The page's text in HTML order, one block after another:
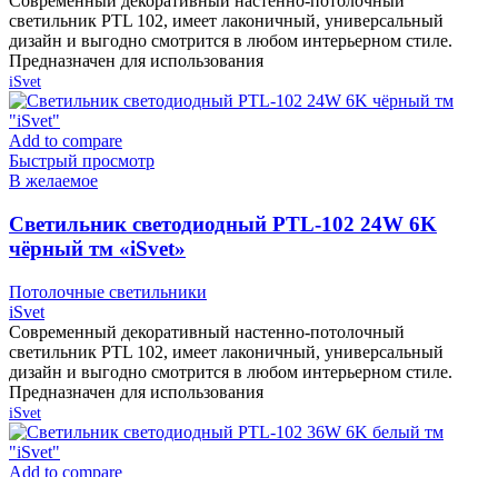
светильник PTL 102, имеет лаконичный, универсальный
дизайн и выгодно смотрится в любом интерьерном стиле.
Предназначен для использования
iSvet
Add to compare
Быстрый просмотр
В желаемое
Cветильник светодиодный PTL-102 24W 6K
чёрный тм «iSvet»
Потолочные светильники
iSvet
Современный декоративный настенно-потолочный
светильник PTL 102, имеет лаконичный, универсальный
дизайн и выгодно смотрится в любом интерьерном стиле.
Предназначен для использования
iSvet
Add to compare